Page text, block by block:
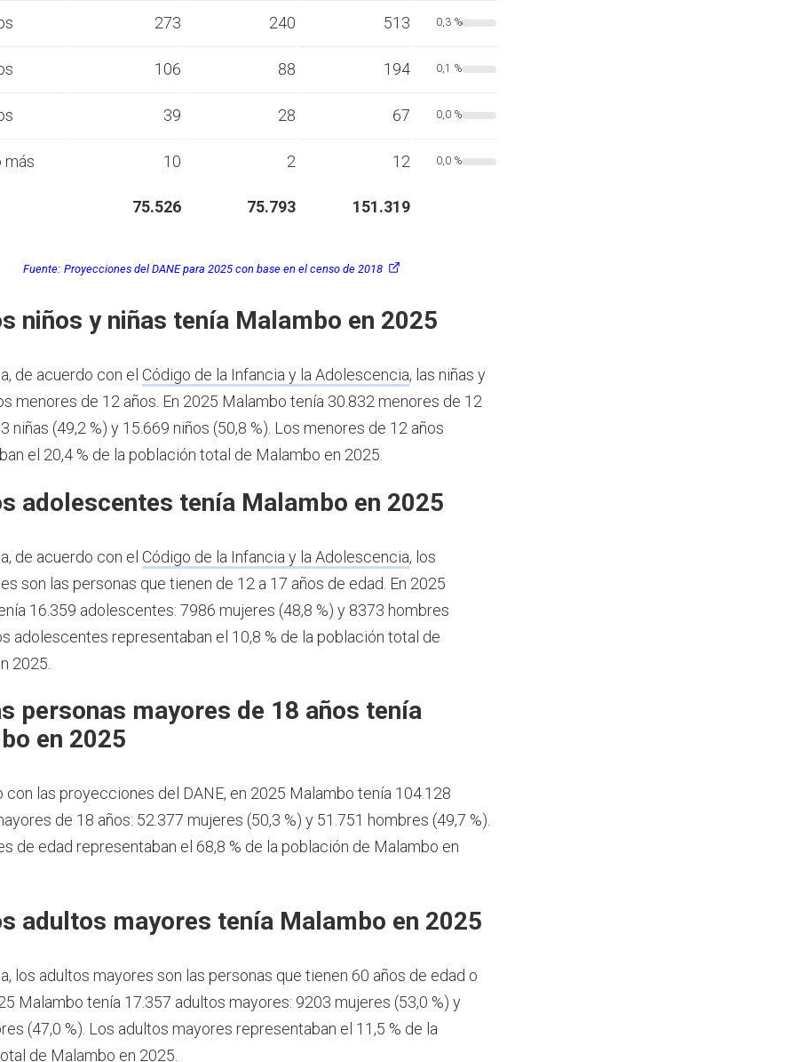
273 240 513 0,3 %
106 88 194 0,1 %
39 28 67 0,0 %
más 10 2 12 0,0 %
75.526 75.793 151.319
Fuente: Proyecciones del DANE para 2025 con base en el censo de 2018
niños y niñas tenía Malambo en 2025
de acuerdo con el Código de la Infancia y la Adolescencia, las niñas y
menores de 12 años. En 2025 Malambo tenía 30.832 menores de 12
niñas (49,2 %) y 15.669 niños (50,8 %). Los menores de 12 años
el 20,4 % de la población total de Malambo en 2025.
adolescentes tenía Malambo en 2025
de acuerdo con el Código de la Infancia y la Adolescencia, los
son las personas que tienen de 12 a 17 años de edad. En 2025
16.359 adolescentes: 7986 mujeres (48,8 %) y 8373 hombres
adolescentes representaban el 10,8 % de la población total de
2025.
personas mayores de 18 años tenía
en 2025
con las proyecciones del DANE, en 2025 Malambo tenía 104.128
de 18 años: 52.377 mujeres (50,3 %) y 51.751 hombres (49,7 %).
de edad representaban el 68,8 % de la población de Malambo en
adultos mayores tenía Malambo en 2025
los adultos mayores son las personas que tienen 60 años de edad o
Malambo tenía 17.357 adultos mayores: 9203 mujeres (53,0 %) y
(47,0 %). Los adultos mayores representaban el 11,5 % de la
de Malambo en 2025.